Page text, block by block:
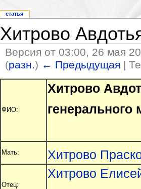
Хитрово
Версия от 03:00, 26 мая
(разн.) ← Предыдущая |
ФИО:
Хитрово
генерального
Мать: Хитрово
Отец:
Хитрово
статья